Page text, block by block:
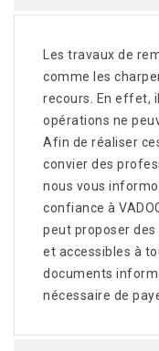
Les travaux de
comme les
recours. En effet,
opérations ne
Afin de réaliser
convier des
nous vous
confiance à
peut proposer
et accessibles à
documents
nécessaire de